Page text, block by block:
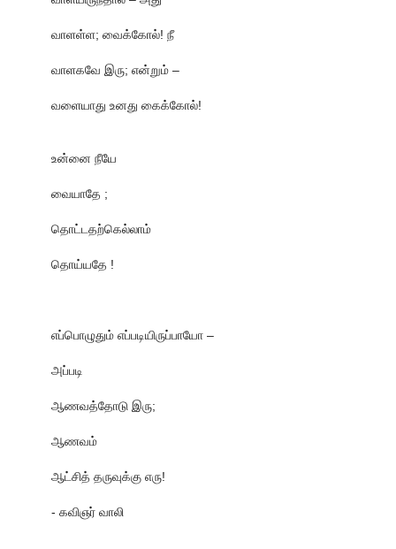
வாளள்ள; வைக்கோல்! நீ
வாளகவே இரு; என்றும் –
வளையாது உனது கைக்கோல்!
உன்னை நீயே
வையாதே ;
தொட்டதற்கெல்லாம்
தொய்யதே !
எப்பொழுதும் எப்படியிருப்பாயோ –
அப்படி
ஆணவத்தோடு இரு;
ஆணவம்
ஆட்சித் தருவுக்கு எரு!
- கவிஞர் வாலி